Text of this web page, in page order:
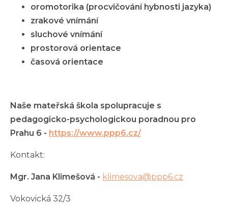
oromotorika (procvičování hybnosti jazyka)
zrakové vnímání
sluchové vnímání
prostorová orientace
časová orientace
Naše mateřská škola spolupracuje s
pedagogicko-psychologickou poradnou pro
Prahu 6 - https://www.ppp6.cz/
Kontakt:
Mgr. Jana Klimešová - klimesova@ppp6.cz
Vokovická 32/3